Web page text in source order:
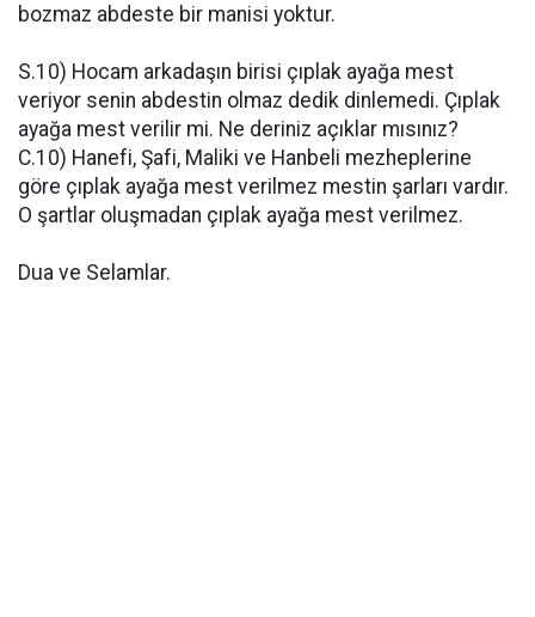
bozmaz abdeste bir manisi yoktur.
S.10) Hocam arkadaşın birisi çıplak ayağa mest
veriyor senin abdestin olmaz dedik dinlemedi. Çıplak
ayağa mest verilir mi. Ne deriniz açıklar mısınız?
C.10) Hanefi, Şafi, Maliki ve Hanbeli mezheplerine
göre çıplak ayağa mest verilmez mestin şarları vardır.
O şartlar oluşmadan çıplak ayağa mest verilmez.
Dua ve Selamlar.